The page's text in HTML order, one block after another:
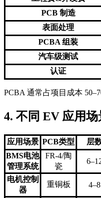
PCB 制造
表面处理
PCBA 组装
汽车级测试
认证
PCBA 通常占项目成本
4. 不同 EV 应用
应用场景 PCB类型 层
BMS电池
管理系统
FR-4/陶
瓷
电机控制
器
重铜板 4–8